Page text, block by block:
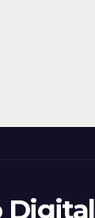
Digital